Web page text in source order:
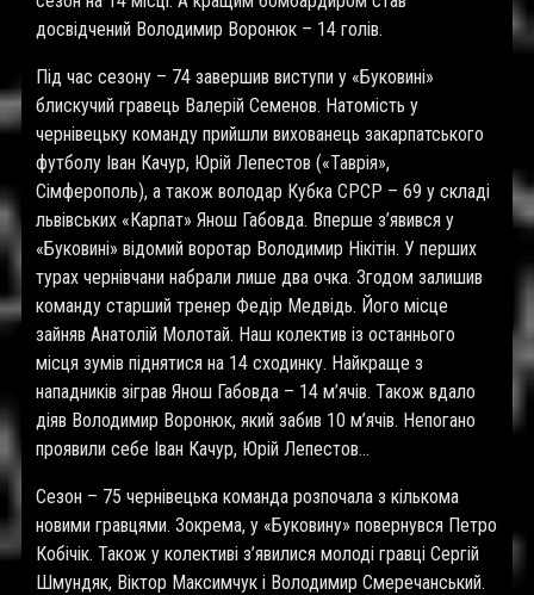
досвідчений Володимир Воронюк – 14 голів.
Під час сезону – 74 завершив виступи у «Буковині»
блискучий гравець Валерій Семенов. Натомість у
чернівецьку команду прийшли вихованець закарпатського
футболу Іван Качур, Юрій Лепестов («Таврія»,
Сімферополь), а також володар Кубка СРСР – 69 у складі
львівських «Карпат» Янош Габовда. Вперше з’явився у
«Буковині» відомий воротар Володимир Нікітін. У перших
турах чернівчани набрали лише два очка. Згодом залишив
команду старший тренер Федір Медвідь. Його місце
зайняв Анатолій Молотай. Наш колектив із останнього
місця зумів піднятися на 14 сходинку. Найкраще з
нападників зіграв Янош Габовда – 14 м’ячів. Також вдало
діяв Володимир Воронюк, який забив 10 м’ячів. Непогано
проявили себе Іван Качур, Юрій Лепестов…
Сезон – 75 чернівецька команда розпочала з кількома
новими гравцями. Зокрема, у «Буковину» повернувся Петро
Кобічік. Також у колективі з’явилися молоді гравці Сергій
Шмундяк, Віктор Максимчук і Володимир Смеречанський.